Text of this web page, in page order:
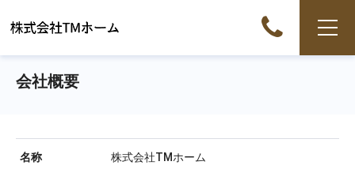
会社概要
名称 株式会社TMホーム